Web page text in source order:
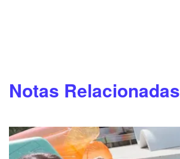
Notas Relacionadas